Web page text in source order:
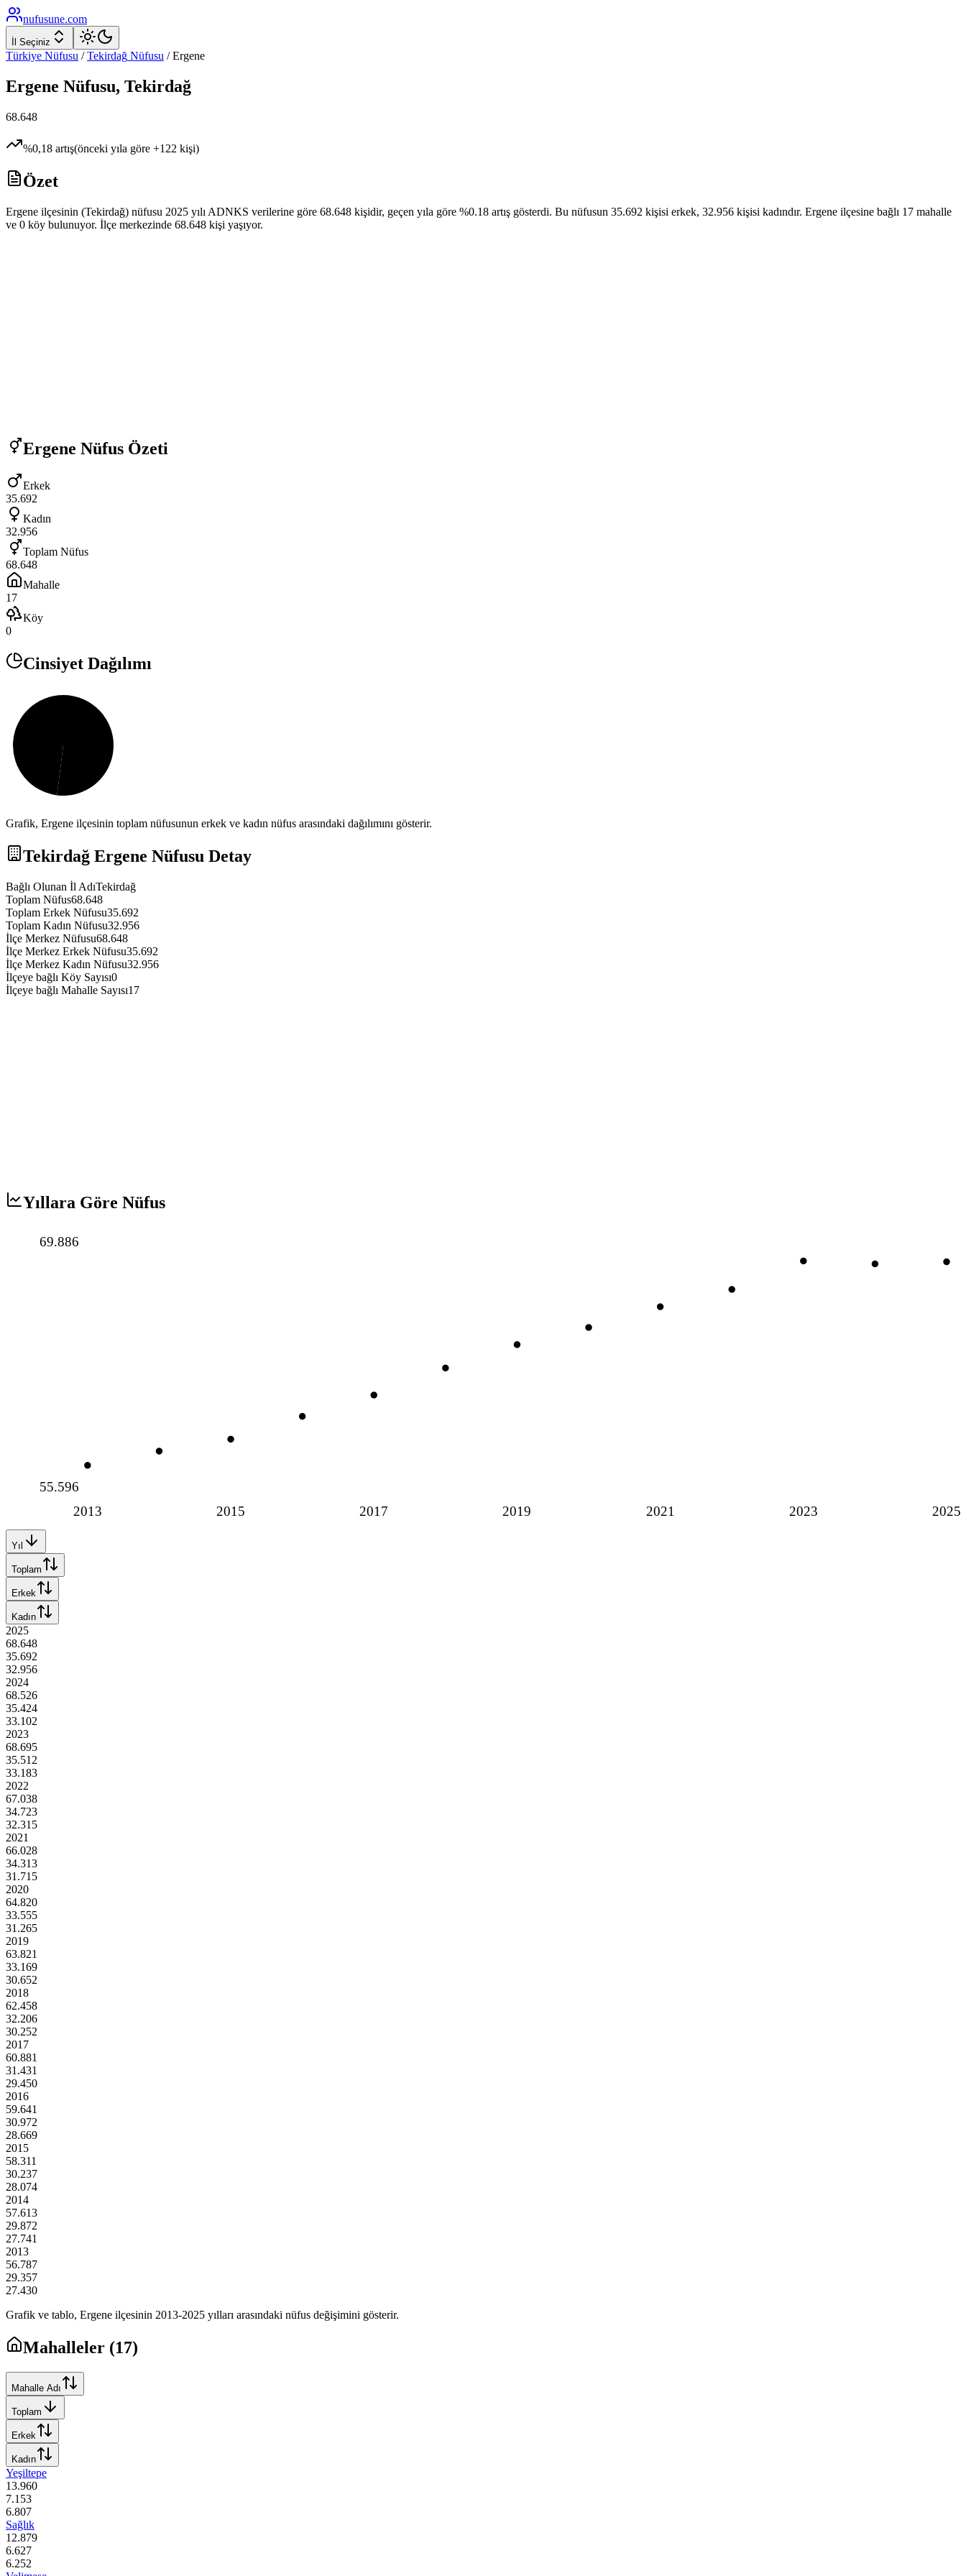
nufusune.com
İl Seçiniz
Türkiye Nüfusu / Tekirdağ Nüfusu /Ergene
Ergene Nüfusu, Tekirdağ
68.648
%0,18 artış(önceki yıla göre +122 kişi)
Özet
Ergene ilçesinin (Tekirdağ) nüfusu 2025 yılı ADNKS verilerine göre 68.648 kişidir, geçen yıla göre %0.18 artış gösterdi. Bu nüfusun 35.692 kişisi erkek, 32.956 kişisi kadındır. Ergene ilçesine bağlı 17 mahalle
ve 0 köy bulunuyor. İlçe merkezinde 68.648 kişi yaşıyor.
Ergene Nüfus Özeti
Erkek
35.692
Kadın
32.956
Toplam Nüfus
68.648
Mahalle
17
Köy
0
Cinsiyet Dağılımı
Grafik, Ergene ilçesinin toplam nüfusunun erkek ve kadın nüfus arasındaki dağılımını gösterir.
Tekirdağ Ergene Nüfusu Detay
Bağlı Olunan İl AdıTekirdağ
Toplam Nüfus68.648
Toplam Erkek Nüfusu35.692
Toplam Kadın Nüfusu32.956
İlçe Merkez Nüfusu68.648
İlçe Merkez Erkek Nüfusu35.692
İlçe Merkez Kadın Nüfusu32.956
İlçeye bağlı Köy Sayısı0
İlçeye bağlı Mahalle Sayısı17
Yıllara Göre Nüfus
2013 2015 2017 2019 2021 2023 2025
69.886
55.596
Yıl
Toplam
Erkek
Kadın
2025
68.648
35.692
32.956
2024
68.526
35.424
33.102
2023
68.695
35.512
33.183
2022
67.038
34.723
32.315
2021
66.028
34.313
31.715
2020
64.820
33.555
31.265
2019
63.821
33.169
30.652
2018
62.458
32.206
30.252
2017
60.881
31.431
29.450
2016
59.641
30.972
28.669
2015
58.311
30.237
28.074
2014
57.613
29.872
27.741
2013
56.787
29.357
27.430
Grafik ve tablo, Ergene ilçesinin 2013-2025 yılları arasındaki nüfus değişimini gösterir.
Mahalleler (17)
Mahalle Adı
Toplam
Erkek
Kadın
Yeşiltepe
13.960
7.153
6.807
Sağlık
12.879
6.627
6.252